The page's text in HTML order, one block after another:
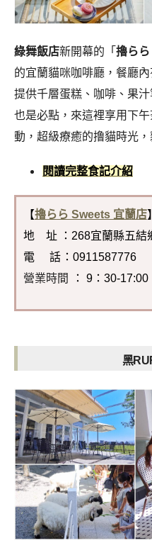
綠舞飯店新開幕的「 擼らら
的宜蘭貓咪咖啡廳，餐廳
提供千層蛋糕、咖啡、果
也是必點，來這裡享用下
動，超級療癒的撸貓時光
閱讀完整食記介紹
【擼らら Sweets 宜蘭店】
地 址 ：268宜蘭縣五結
電 話 ：0911587776
營業時間
： 9：30-17:00
黑